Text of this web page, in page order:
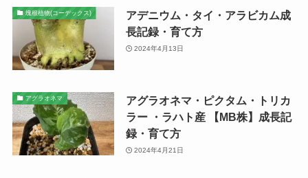
塊根植物(コーデックス)
アデニウム・タイ・アラビカム成
長記録・育て方
2024年4月13日
アグラオネマ
アグラオネマ・ピクタム・トリカ
ラー ・ラハト産 【MB株】成長記
録・育て方
2024年4月21日